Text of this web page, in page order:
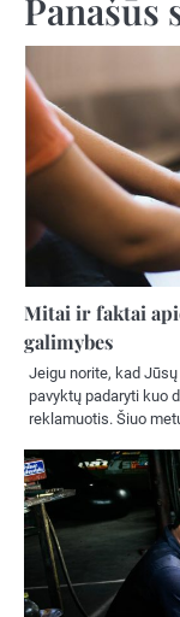
Panašūs
Mitai ir faktai
galimybes
Jeigu norite, kad
pavyktų padaryti kuo
reklamuotis. Šiuo